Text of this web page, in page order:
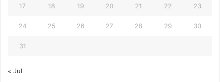
17 18 19 20 21 22 23
24 25 26 27 28 29 30
31
« Jul